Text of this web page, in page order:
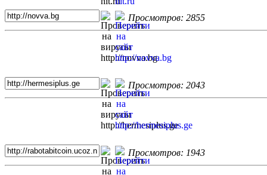
Просмотров: 2855
Просмотров: 2043
Просмотров: 1943